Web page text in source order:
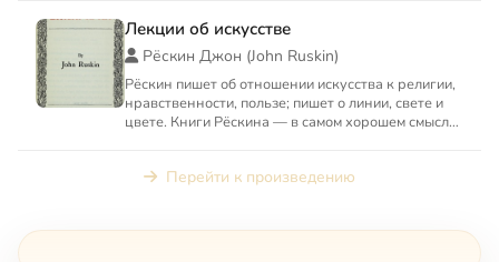
Лекции об искусстве
Рёскин Джон (John Ruskin)
Рёскин пишет об отношении искусства к религии,
нравственности, пользе; пишет о линии, свете и
цвете. Книги Рёскина — в самом хорошем смысле
Перейти к произведению